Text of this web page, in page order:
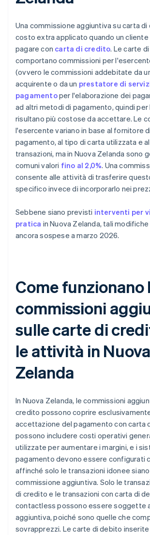
Una commissione aggiuntiva su carta di
costo extra applicato quando un cliente
pagare con carta di credito. Le carte
comportano commissioni per
(ovvero le commissioni addebitate da
acquirente o da un prestatore di
pagamentoper l'elaborazione dei
ad altri metodi di pagamento, quindi
risultano più costose da accettare. Le
l'esercente variano in base al fornitore
pagamento, al tipo di carta utilizzata e
transazioni, ma in Nuova Zelanda sono
comuni valori fino al 2,0%. Una
consente alle attività di trasferire
specifico invece di incorporarlo nei
Sebbene siano previsti interventi per
pratica in Nuova Zelanda, tali
ancora sospese a marzo 2026.
Come funzionano
commissioni
sulle carte di
le attività in Nuova
Zelanda
In Nuova Zelanda, le commissioni
credito possono coprire
accettazione del pagamento con carta
possono includere costi operativi
utilizzate per aumentare i margini, e i
pagamento devono essere configurati
affinché solo le transazioni idonee
commissione aggiuntiva. Solo le
di credito e le transazioni con carta di
contactless possono essere soggette
aggiuntiva, poiché sono quelle che
sovrapprezzi. Le carte di debito